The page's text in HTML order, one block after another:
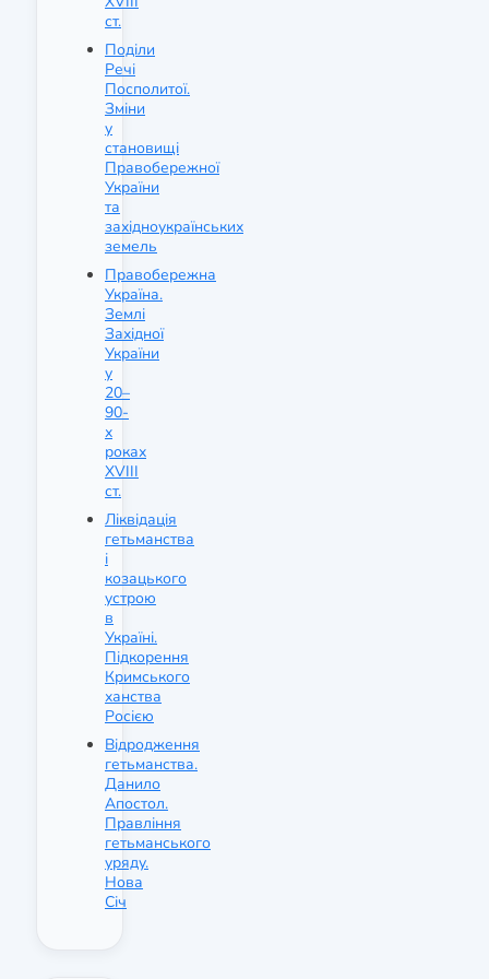
ст.
Поділи
Речі
Посполитої.
Зміни
у
становищі
Правобережної
України
та
західноукраїнських
земель
Правобережна
Україна.
Землі
Західної
України
у
20–
90-
х
роках
XVIII
ст.
Ліквідація
гетьманства
і
козацького
устрою
в
Україні.
Підкорення
Кримського
ханства
Росією
Відродження
гетьманства.
Данило
Апостол.
Правління
гетьманського
уряду.
Нова
Січ